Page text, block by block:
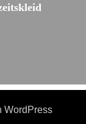
WordPress